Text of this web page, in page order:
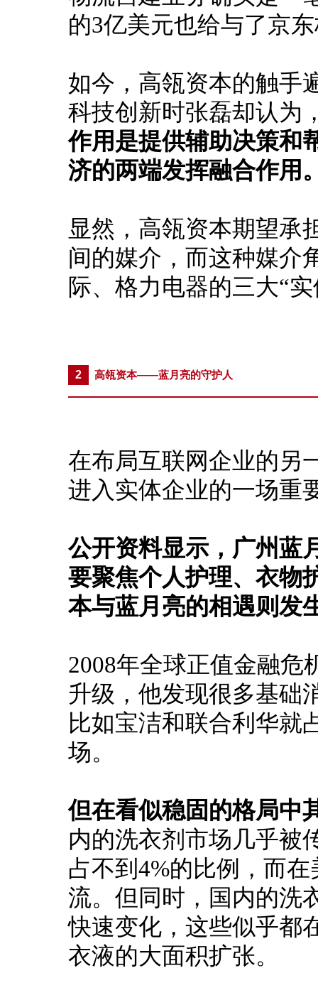
的3亿美元也给与了京
如今，高瓴资本的触手
科技创新时张磊却认为
作用是提供辅助决策和
济的两端发挥融合作用
显然，高瓴资本期望承
间的媒介，而这种媒介
际、格力电器的三大“
2 高瓴资本——蓝月亮的守护人
在布局互联网企业的另
进入实体企业的一场重
公开资料显示，广州蓝
要聚焦个人护理、衣物
本与蓝月亮的相遇则发
2008年全球正值金融危
升级，他发现很多基础
比如宝洁和联合利华就
场。
但在看似稳固的格局中
内的洗衣剂市场几乎被
占不到4%的比例，而
流。 但同时，国内的洗
快速变化，这些似乎都
衣液的大面积扩张。